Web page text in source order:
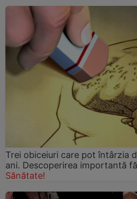
Trei obiceiuri care pot întârzia
ani. Descoperirea importantă
Sănătate!